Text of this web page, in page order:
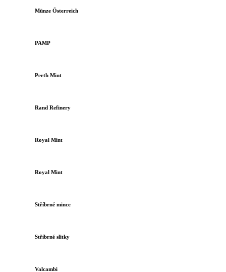
Münze Österreich
PAMP
Perth Mint
Rand Refinery
Royal Mint
Royal Mint
Stříbrné mince
Stříbrné slitky
Valcambi